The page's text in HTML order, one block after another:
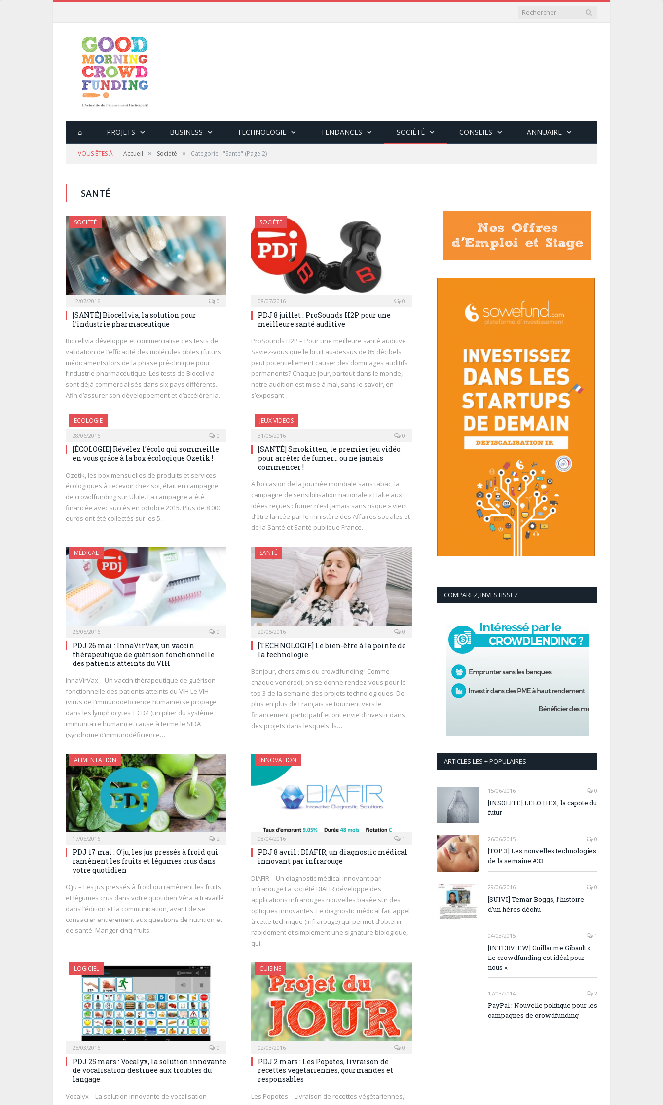
⌂ PROJETS BUSINESS TECHNOLOGIE TENDANCES SOCIÉTÉ CONSEILS ANNUAIRE
VOUS ÊTES À Accueil » Société » Catégorie : "Santé" (Page 2)
SANTÉ
SOCIÉTÉ
12/07/2016 0
[SANTÉ] Biocellvia, la solution pour
l’industrie pharmaceutique
Biocellvia développe et commercialise des tests de
validation de l’efficacité des molécules cibles (futurs
médicaments) lors de la phase pré-clinique pour
l’industrie pharmaceutique. Les tests de Biocellvia
sont déjà commercialisés dans six pays différents.
Afin d’assurer son développement et d’accélérer la…
SOCIÉTÉ
08/07/2016 0
PDJ 8 juillet : ProSounds H2P pour une
meilleure santé auditive
ProSounds H2P – Pour une meilleure santé auditive
Saviez-vous que le bruit au-dessus de 85 décibels
peut potentiellement causer des dommages auditifs
permanents? Chaque jour, partout dans le monde,
notre audition est mise à mal, sans le savoir, en
s’exposant…
ECOLOGIE
28/06/2016 0
[ÉCOLOGIE] Révélez l’écolo qui sommeille
en vous grâce à la box écologique Ozetik !
Ozetik, les box mensuelles de produits et services
écologiques à recevoir chez soi, était en campagne
de crowdfunding sur Ulule. La campagne a été
financée avec succès en octobre 2015. Plus de 8 000
euros ont été collectés sur les 5…
JEUX VIDEOS
31/05/2016 0
[SANTÉ] Smokitten, le premier jeu vidéo
pour arrêter de fumer… ou ne jamais
commencer !
À l’occasion de la Journée mondiale sans tabac, la
campagne de sensibilisation nationale « Halte aux
idées reçues : fumer n’est jamais sans risque » vient
d’être lancée par le ministère des Affaires sociales et
de la Santé et Santé publique France.…
MÉDICAL
26/05/2016 0
PDJ 26 mai : InnaVirVax, un vaccin
thérapeutique de guérison fonctionnelle
des patients atteints du VIH
InnaVirVax – Un vaccin thérapeutique de guérison
fonctionnelle des patients atteints du VIH Le VIH
(virus de l’immunodéficience humaine) se propage
dans les lymphocytes T CD4 (un pilier du système
immunitaire humain) et cause à terme le SIDA
(syndrome d’immunodéficience…
SANTÉ
20/05/2016 0
[TECHNOLOGIE] Le bien-être à la pointe de
la technologie
Bonjour, chers amis du crowdfunding ! Comme
chaque vendredi, on se donne rendez-vous pour le
top 3 de la semaine des projets technologiques. De
plus en plus de Français se tournent vers le
financement participatif et ont envie d’investir dans
des projets dans lesquels ils…
ALIMENTATION
17/05/2016 2
PDJ 17 mai : O’ju, les jus pressés à froid qui
ramènent les fruits et légumes crus dans
votre quotidien
O’ju – Les jus pressés à froid qui ramènent les fruits
et légumes crus dans votre quotidien Véra a travaillé
dans l’édition et la communication, avant de se
consacrer entièrement aux questions de nutrition et
de santé. Manger cinq fruits…
INNOVATION
08/04/2016 1
PDJ 8 avril : DIAFIR, un diagnostic médical
innovant par infrarouge
DIAFIR – Un diagnostic médical innovant par
infrarouge La société DIAFIR développe des
applications infrarouges nouvelles basée sur des
optiques innovantes. Le diagnostic médical fait appel
à cette technique (infrarouge) qui permet d’obtenir
rapidement et simplement une signature biologique,
qui…
LOGICIEL
25/03/2016 0
PDJ 25 mars : Vocalyx, la solution innovante
de vocalisation destinée aux troubles du
langage
Vocalyx – La solution innovante de vocalisation
CUISINE
02/03/2016 0
PDJ 2 mars : Les Popotes, livraison de
recettes végétariennes, gourmandes et
responsables
Les Popotes – Livraison de recettes végétariennes,
COMPAREZ, INVESTISSEZ
ARTICLES LES + POPULAIRES
15/06/2016 0
[INSOLITE] LELO HEX, la capote du
futur
26/06/2015 0
[TOP 3] Les nouvelles technologies
de la semaine #33
29/06/2016 0
[SUIVI] Temar Boggs, l’histoire
d’un héros déchu
04/03/2015 1
[INTERVIEW] Guillaume Gibault «
Le crowdfunding est idéal pour
nous ».
17/03/2014 2
PayPal : Nouvelle politique pour les
campagnes de crowdfunding